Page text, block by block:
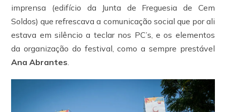
imprensa (edifício da Junta de Freguesia de Cem
Soldos) que refrescava a comunicação social que por ali
estava em silêncio a teclar nos PC’s, e os elementos
da organização do festival, como a sempre prestável
Ana Abrantes.